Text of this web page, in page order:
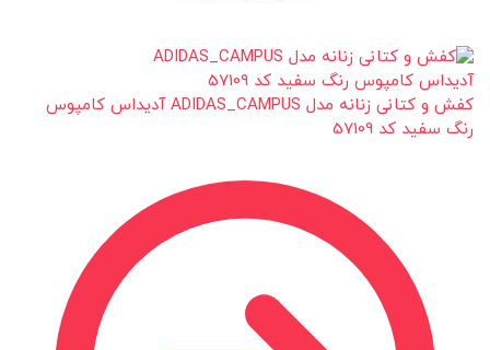
کفش و کتانی زنانه مدل ADIDAS_CAMPUS آدیداس کامپوس
رنگ سفید کد 57109